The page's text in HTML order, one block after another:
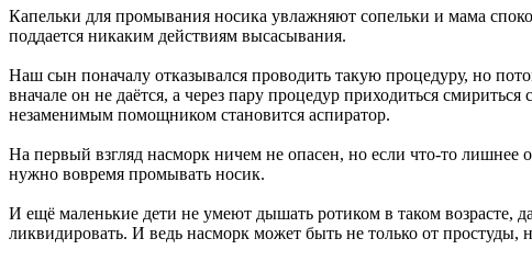
Капельки для промывания носика увлажняют сопельки и мама
поддается никаким действиям высасывания.
Наш сын поначалу отказывался проводить такую процедуру, но
вначале он не даётся, а через пару процедур приходиться
незаменимым помощником становится аспиратор.
На первый взгляд насморк ничем не опасен, но если что-то лишнее
нужно вовремя промывать носик.
И ещё маленькие дети не умеют дышать ротиком в таком возрасте,
ликвидировать. И ведь насморк может быть не только от